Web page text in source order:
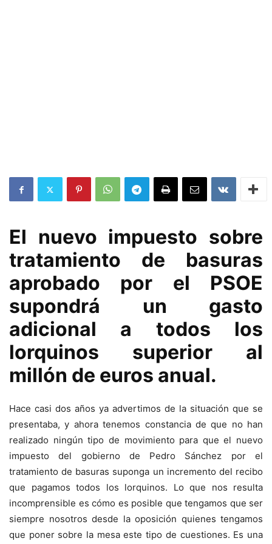
El nuevo impuesto sobre
tratamiento de basuras
aprobado por el PSOE
supondrá un gasto
adicional a todos los
lorquinos superior al
millón de euros anual.
Hace casi dos años ya advertimos de la situación que se
presentaba, y ahora tenemos constancia de que no han
realizado ningún tipo de movimiento para que el nuevo
impuesto del gobierno de Pedro Sánchez por el
tratamiento de basuras suponga un incremento del recibo
que pagamos todos los lorquinos. Lo que nos resulta
incomprensible es cómo es posible que tengamos que ser
siempre nosotros desde la oposición quienes tengamos
que poner sobre la mesa este tipo de cuestiones. Es una